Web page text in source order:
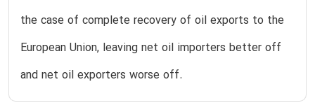
the case of complete recovery of oil exports to the
European Union, leaving net oil importers better off
and net oil exporters worse off.